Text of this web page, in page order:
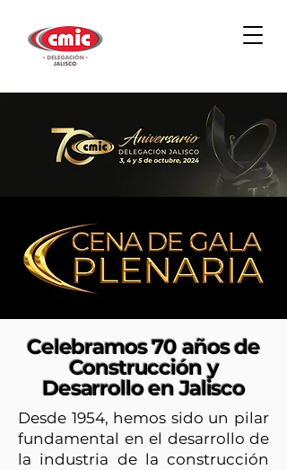
Celebramos 70 años de
Construcción y
Desarrollo en Jalisco
Desde 1954, hemos sido un pilar
fundamental en el desarrollo de
la industria de la construcción